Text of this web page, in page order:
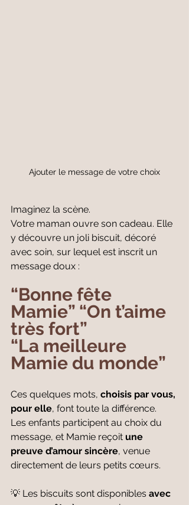
Ajouter le message de votre choix
Imaginez la scène.
Votre maman ouvre son cadeau. Elle
y découvre un joli biscuit, décoré
avec soin, sur lequel est inscrit un
message doux :
“Bonne fête
Mamie” “On t’aime
très fort”
“La meilleure
Mamie du monde”
Ces quelques mots, choisis par vous,
pour elle, font toute la différence.
Les enfants participent au choix du
message, et Mamie reçoit une
preuve d’amour sincère, venue
directement de leurs petits cœurs.
💡 Les biscuits sont disponibles avec